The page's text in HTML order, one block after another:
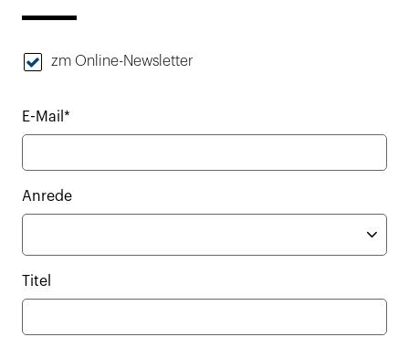
zm Online-Newsletter
E-Mail*
Anrede
Titel